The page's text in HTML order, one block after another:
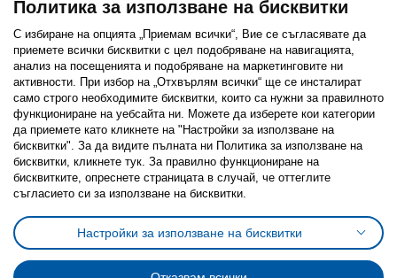
Последвайте ни:
FacebookTwitterYoutubePinterestInstagram
Политика за използване на бисквитки (Cookies)
Избор на настройки за използване на бисквитки
Условия за ползване на ikea.bgОбща политика за личните данни
Политика за защита на личните данни на ikea.bg
Общи условия на програма IKEA Family
Политика за използване на бисквитки
С избиране на опцията „Приемам всички“, Вие се съгласявате да
приемете всички бисквитки с цел подобряване на навигацията,
анализ на посещенията и подобряване на маркетинговите ни
активности. При избор на „Отхвърлям всички“ ще се инсталират
само строго необходимитe бисквитки, които са нужни за правилното
функциониране на уебсайта ни. Можете да изберете кои категории
да приемете като кликнете на "Настройки за използване на
бисквитки". За да видите пълната ни Политика за използване на
бисквитки, кликнете тук. За правилно функциониране на
бисквитките, опреснете страницата в случай, че оттеглите
съгласието си за използване на бисквитки.
Настройки за използване на бисквитки